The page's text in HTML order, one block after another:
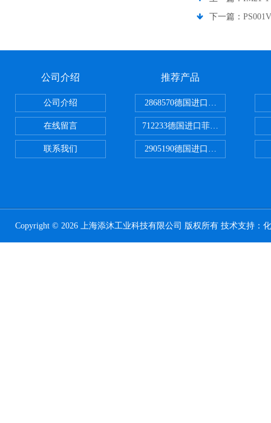
下一篇：
公司介绍
公司介绍
在线留言
联系我们
推荐产品
2868570德国进口菲尼克斯电源
712233德国进口菲尼克斯断路器
2905190德国进口菲尼克斯继电器
Copyright © 2026 上海添沐工业科技有限公司 版权所有 技术支持：